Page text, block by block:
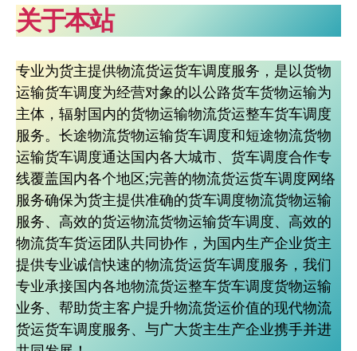
关于本站
专业为货主提供物流货运货车调度服务，是以货物
运输货车调度为经营对象的以公路货车货物运输为
主体，辐射国内的货物运输物流货运整车货车调度
服务。长途物流货物运输货车调度和短途物流货物
运输货车调度通达国内各大城市、货车调度合作专
线覆盖国内各个地区;完善的物流货运货车调度网络
服务确保为货主提供准确的货车调度物流货物运输
服务、高效的货运物流货物运输货车调度、高效的
物流货车货运团队共同协作，为国内生产企业货主
提供专业诚信快速的物流货运货车调度服务，我们
专业承接国内各地物流货运整车货车调度货物运输
业务、帮助货主客户提升物流货运价值的现代物流
货运货车调度服务、与广大货主生产企业携手并进